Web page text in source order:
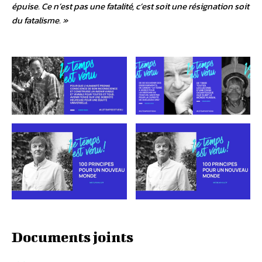
épuise. Ce n’est pas une fatalité, c’est soit une résignation soit
du fatalisme. »
Documents joints